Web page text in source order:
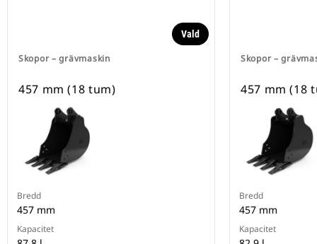
Skopor – grävmaskin
Vald
457 mm (18 tum)
Bredd
457 mm
Kapacitet
Skopor –
457 mm (18
Bredd
457 mm
Kapacitet